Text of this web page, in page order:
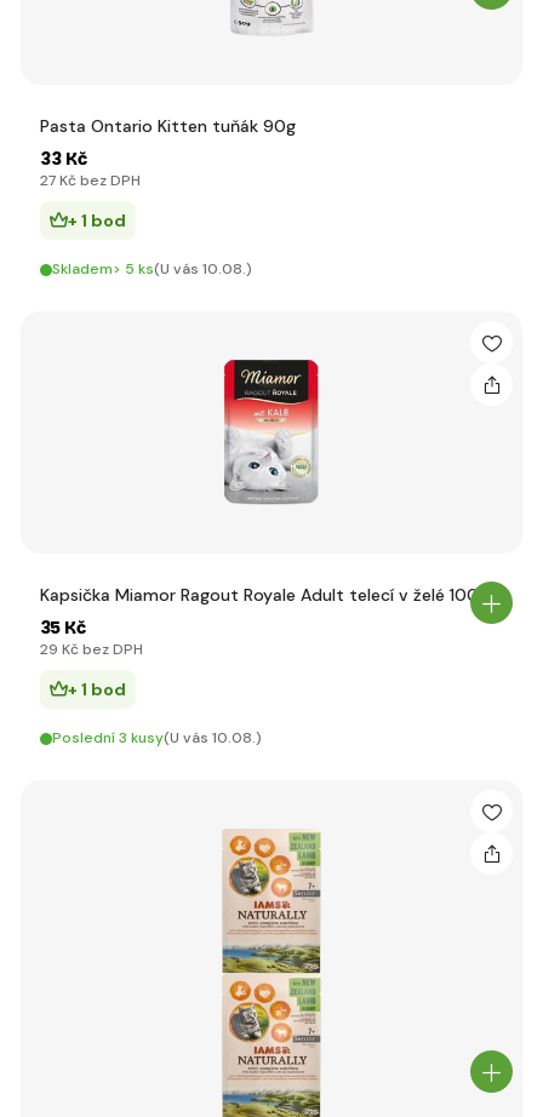
Pasta Ontario Kitten tuňák 90g
33 Kč
27 Kč bez DPH
+ 1 bod
Skladem> 5 ks(U vás 10.08.)
Kapsička Miamor Ragout Royale Adult telecí v želé 100g
35 Kč
29 Kč bez DPH
+ 1 bod
Poslední 3 kusy(U vás 10.08.)